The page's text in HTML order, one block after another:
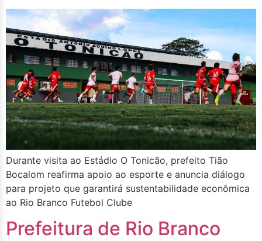
Durante visita ao Estádio O Tonicão, prefeito Tião
Bocalom reafirma apoio ao esporte e anuncia diálogo
para projeto que garantirá sustentabilidade econômica
ao Rio Branco Futebol Clube
Prefeitura de Rio Branco